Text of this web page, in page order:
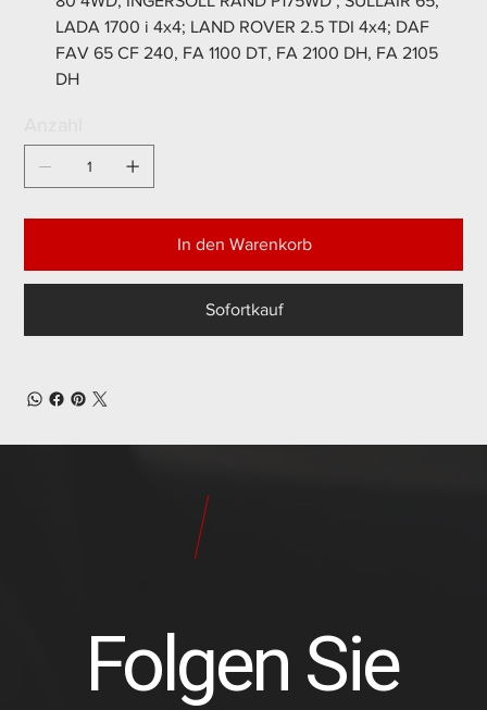
LADA 1700 i 4x4; LAND ROVER 2.5 TDI 4x4; DAF
FAV 65 CF 240, FA 1100 DT, FA 2100 DH, FA 2105
DH
In den Warenkorb
Sofortkauf
Folgen Sie